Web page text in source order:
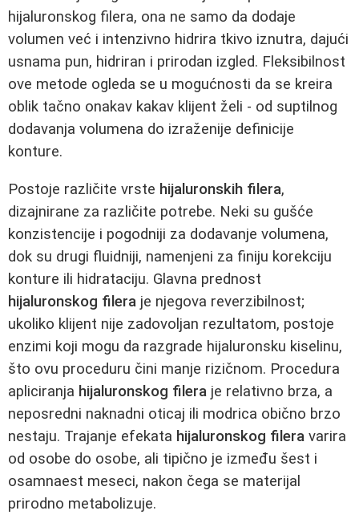
hijaluronskog filera, ona ne samo da dodaje
volumen već i intenzivno hidrira tkivo iznutra, dajući
usnama pun, hidriran i prirodan izgled. Fleksibilnost
ove metode ogleda se u mogućnosti da se kreira
oblik tačno onakav kakav klijent želi - od suptilnog
dodavanja volumena do izraženije definicije
konture.
Postoje različite vrste hijaluronskih filera,
dizajnirane za različite potrebe. Neki su gušće
konzistencije i pogodniji za dodavanje volumena,
dok su drugi fluidniji, namenjeni za finiju korekciju
konture ili hidrataciju. Glavna prednost
hijaluronskog filera je njegova reverzibilnost;
ukoliko klijent nije zadovoljan rezultatom, postoje
enzimi koji mogu da razgrade hijaluronsku kiselinu,
što ovu proceduru čini manje rizičnom. Procedura
apliciranja hijaluronskog filera je relativno brza, a
neposredni naknadni oticaj ili modrica obično brzo
nestaju. Trajanje efekata hijaluronskog filera varira
od osobe do osobe, ali tipično je između šest i
osamnaest meseci, nakon čega se materijal
prirodno metabolizuje.